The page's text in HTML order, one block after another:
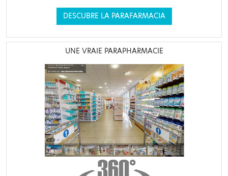
DESCUBRE LA PARAFARMACIA
UNE VRAIE PARAPHARMACIE